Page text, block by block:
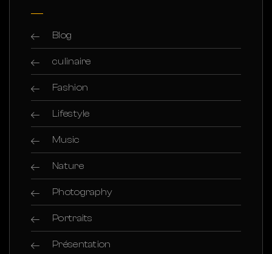
Blog
culinaire
Fashion
Lifestyle
Music
Nature
Photography
Portraits
Présentation